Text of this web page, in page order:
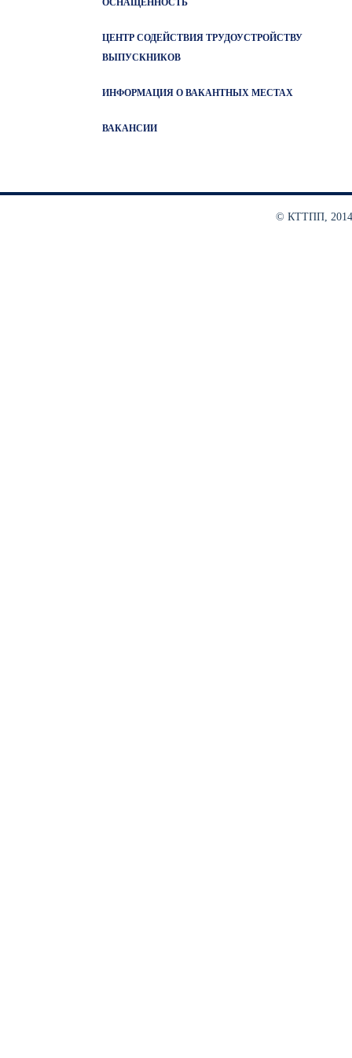
ОСНАЩЕННОСТЬ
ЦЕНТР СОДЕЙСТВИЯ ТРУДОУСТРОЙСТВУ
ВЫПУСКНИКОВ
ИНФОРМАЦИЯ О ВАКАНТНЫХ МЕСТАХ
ВАКАНСИИ
© КТТПП, 2014